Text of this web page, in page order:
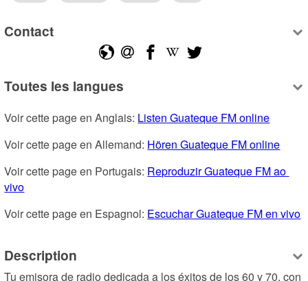
Contact
Toutes les langues
Voir cette page en Anglais: Listen Guateque FM online
Voir cette page en Allemand: Hören Guateque FM online
Voir cette page en Portugais: Reproduzir Guateque FM ao
vivo
Voir cette page en Espagnol: Escuchar Guateque FM en vivo
Description
Tu emisora de radio dedicada a los éxitos de los 60 y 70, con